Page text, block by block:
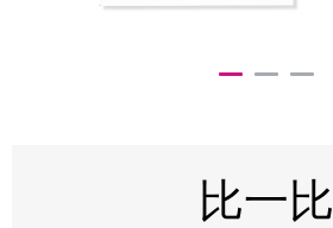
比一比